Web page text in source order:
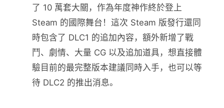
了 10 萬套大關，作為年度神作終於登上
Steam 的國際舞台！這次 Steam 版發行還同
時包含了 DLC1 的追加內容，額外新增了戰
鬥、劇情、大量 CG 以及追加道具，想直接體
驗目前的最完整版本建議同時入手，也可以等
待 DLC2 的推出消息。